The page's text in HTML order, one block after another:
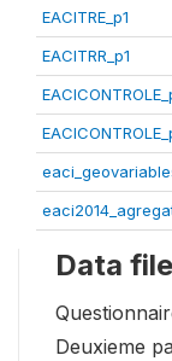
EACITRE_p1
EACITRR_p1
Data
Deuxieme